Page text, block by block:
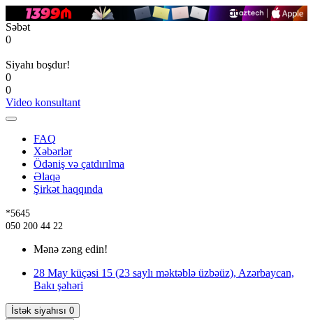
Səbət
0
Siyahı boşdur!
0
0
Video konsultant
FAQ
Xəbərlər
Ödəniş və çatdırılma
Əlaqə
Şirkət haqqında
*5645
050 200 44 22
Mənə zəng edin!
28 May küçəsi 15 (23 saylı məktəblə üzbəüz), Azərbaycan,
Bakı şəhəri
İstək siyahısı 0